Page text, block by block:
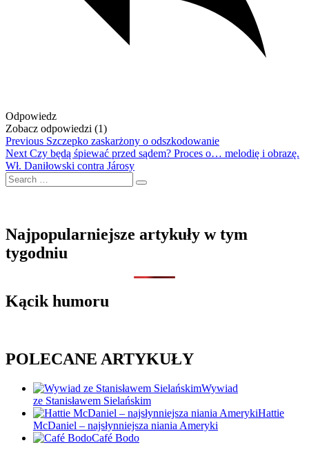
Odpowiedz
Zobacz odpowiedzi (1)
Nawigacja
wpisu
Previous Previous
post:
Szczepko zaskarżony o odszko­dowanie
Next Next
post:
Czy będą śpiewać przed sądem? Proces o… melodię i obrazę.
Wł. Daniłowski contra Járosy
Search
…
Najpopularniejsze artykuły w tym
tygodniu
Kącik humoru
POLECANE ARTYKUŁY
Wywiad
ze Stanisławem Sielańskim
Hattie
McDaniel – najsłynniejsza niania Ameryki
Café Bodo